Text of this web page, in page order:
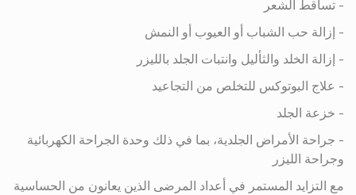
- تساقط الشعر
- إزالة حب الشباب أو العيوب أو النمش
- إزالة الخلد والثأليل وانتبات الجلد بالليزر
- علاج البوتوكس للتخلص من التجاعيد
- خزعة الجلد
- جراحة الأمراض الجلدية، بما في ذلك وحدة الجراحة الكهربائية
وجراحة الليزر
مع التزايد المستمر في أعداد المرضى الذين يعانون من الحساسية